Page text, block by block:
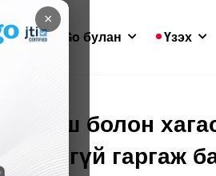
×
GoGo булан Үзэх
түлш болон
гаргаж